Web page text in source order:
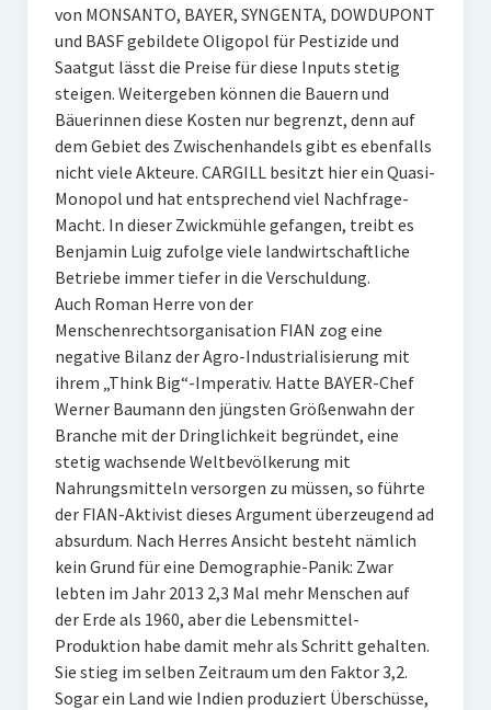
von MONSANTO, BAYER, SYNGENTA, DOWDUPONT
und BASF gebildete Oligopol für Pestizide und
Saatgut lässt die Preise für diese Inputs stetig
steigen. Weitergeben können die Bauern und
Bäuerinnen diese Kosten nur begrenzt, denn auf
dem Gebiet des Zwischenhandels gibt es ebenfalls
nicht viele Akteure. CARGILL besitzt hier ein Quasi-
Monopol und hat entsprechend viel Nachfrage-
Macht. In dieser Zwickmühle gefangen, treibt es
Benjamin Luig zufolge viele landwirtschaftliche
Betriebe immer tiefer in die Verschuldung.
Auch Roman Herre von der
Menschenrechtsorganisation FIAN zog eine
negative Bilanz der Agro-Industrialisierung mit
ihrem „Think Big“-Imperativ. Hatte BAYER-Chef
Werner Baumann den jüngsten Größenwahn der
Branche mit der Dringlichkeit begründet, eine
stetig wachsende Weltbevölkerung mit
Nahrungsmitteln versorgen zu müssen, so führte
der FIAN-Aktivist dieses Argument überzeugend ad
absurdum. Nach Herres Ansicht besteht nämlich
kein Grund für eine Demographie-Panik: Zwar
lebten im Jahr 2013 2,3 Mal mehr Menschen auf
der Erde als 1960, aber die Lebensmittel-
Produktion habe damit mehr als Schritt gehalten.
Sie stieg im selben Zeitraum um den Faktor 3,2.
Sogar ein Land wie Indien produziert Überschüsse,